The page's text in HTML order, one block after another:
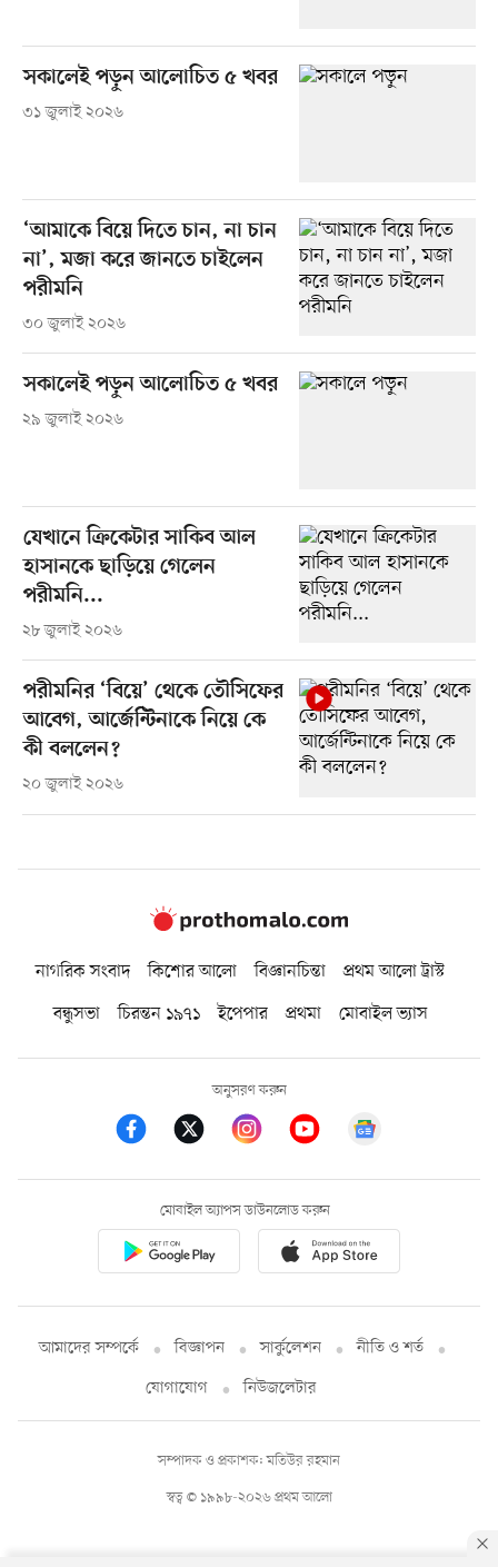
সকালেই পড়ুন আলোচিত ৫ খবর
৩১ জুলাই ২০২৬
‘আমাকে বিয়ে দিতে চান, না চান
না’, মজা করে জানতে চাইলেন
পরীমনি
৩০ জুলাই ২০২৬
সকালেই পড়ুন আলোচিত ৫ খবর
২৯ জুলাই ২০২৬
যেখানে ক্রিকেটার সাকিব আল
হাসানকে ছাড়িয়ে গেলেন
পরীমনি...
২৮ জুলাই ২০২৬
পরীমনির ‘বিয়ে’ থেকে তৌসিফের
আবেগ, আর্জেন্টিনাকে নিয়ে কে
কী বললেন?
২০ জুলাই ২০২৬
নাগরিক সংবাদ কিশোর আলো বিজ্ঞানচিন্তা
প্রথম আলো ট্রাস্ট
বন্ধুসভা
চিরন্তন ১৯৭১ ইপেপার প্রথমা মোবাইল ভ্যাস
অনুসরণ করুন
মোবাইল অ্যাপস ডাউনলোড করুন
আমাদের সম্পর্কে বিজ্ঞাপন সার্কুলেশন
নীতি ও শর্ত
যোগাযোগ
নিউজলেটার
স্বত্ব © ১৯৯৮-২০২৬ প্রথম আলো
সম্পাদক ও প্রকাশক: মতিউর রহমান